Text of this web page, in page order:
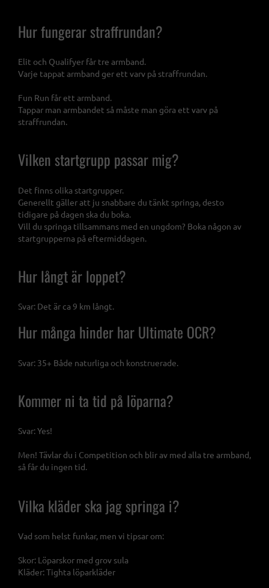
Hur fungerar straffrundan?
Elit och Qualifyer får tre armband.
Varje tappat armband ger ett varv på straffrundan.
Fun Run får ett armband.
Tappar man armbandet så måste man göra ett varv på
straffrundan.
Vilken startgrupp passar mig?
Det finns olika startgrupper.
Generellt gäller att ju snabbare du tänkt springa, desto
tidigare på dagen ska du boka.
Vill du springa tillsammans med en ungdom? Boka någon av
startgrupperna på eftermiddagen.
Hur långt är loppet?
Svar: Det är ca 9 km långt.
Hur många hinder har Ultimate OCR?
Svar: 35+ Både naturliga och konstruerade.
Kommer ni ta tid på löparna?
Svar: Yes!
Men! Tävlar du i Competition och blir av med alla tre armband,
så får du ingen tid.
Vilka kläder ska jag springa i?
Vad som helst funkar, men vi tipsar om:
Skor: Löparskor med grov sula
Kläder: Tighta löparkläder